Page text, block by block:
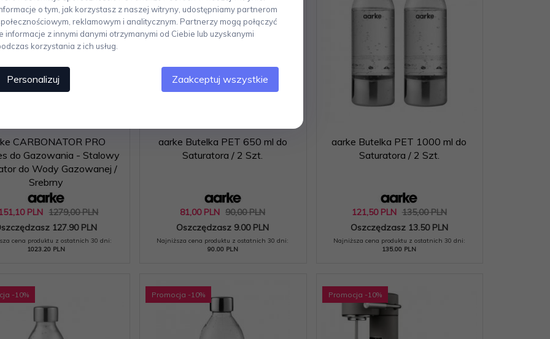
CARBONATOR PRO
do Gazowania - Stalowy
do Wody Gazowanej /
Srebrny
10 PLN 1279,00 PLN
127.90 PLN
cena produktu z ostatnich 30 dni:
1023.20 PLN
aarke Butelka PET 650 ml do
Saturatora / 2 Szt.
81,00 PLN 90,00 PLN
Oszczędzasz 9.00 PLN
Najniższa cena produktu z ostatnich 30 dni:
90.00 PLN
aarke Butelka PET 1000 ml do
Saturatora / 2 Szt.
121,50 PLN 135,00 PLN
Oszczędzasz 13.50 PLN
Najniższa cena produktu z ostatnich 30 dni:
135.00 PLN
-10% Promocja -10% Promocja -10%
o tym, jak korzystasz z naszej witryny, udostępniamy partnerom
reklamowym i analitycznym. Partnerzy mogą połączyć
informacje z innymi danymi otrzymanymi od Ciebie lub uzyskanymi
korzystania z ich usług.
Personalizuj Zaakceptuj wszystkie